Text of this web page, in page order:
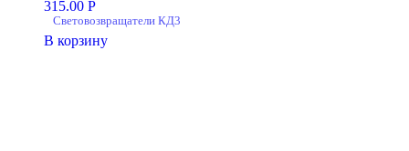
315.00 Р
Световозвращатели КД3
В корзину